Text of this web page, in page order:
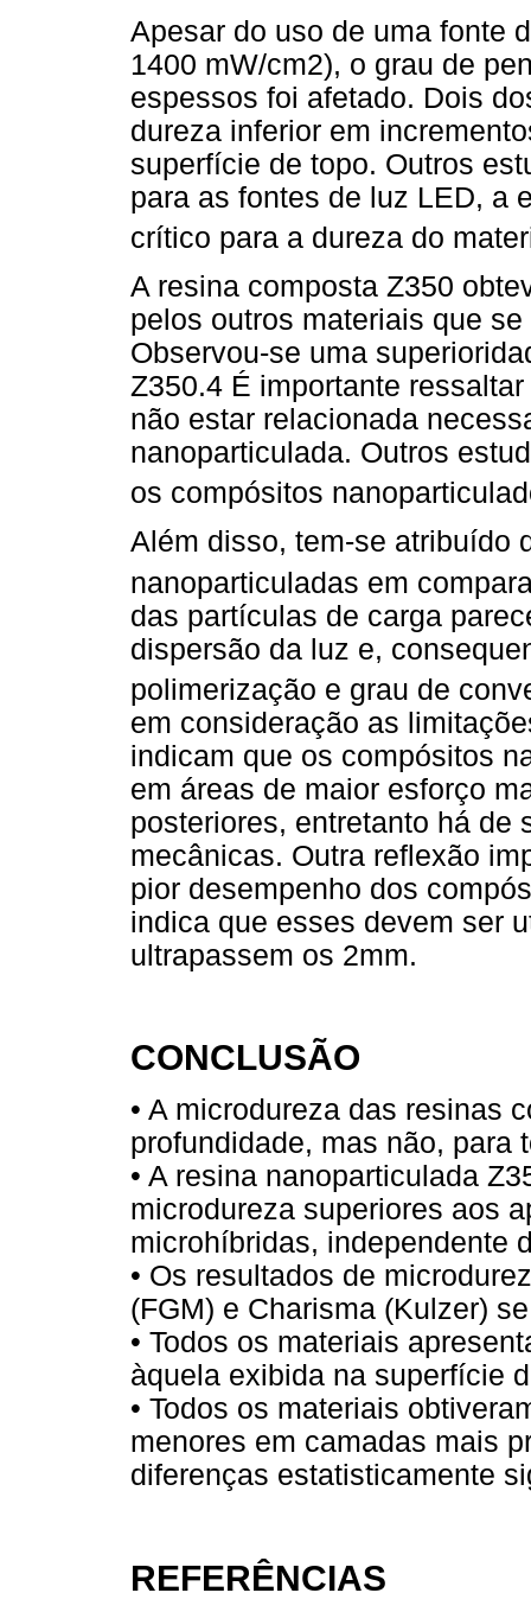
Apesar do uso de uma fonte
1400 mW/cm2), o grau de
espessos foi afetado. Dois
dureza inferior em
superfície de topo. Outros
para as fontes de luz LED, a
crítico para a dureza do
A resina composta Z350
pelos outros materiais que
Observou-se uma
Z350.4 É importante
não estar relacionada
nanoparticulada. Outros
os compósitos
Além disso, tem-se atribuído
nanoparticuladas em
das partículas de carga
dispersão da luz e,
polimerização e grau de
em consideração as
indicam que os compósitos
em áreas de maior esforço
posteriores, entretanto há de
mecânicas. Outra reflexão
pior desempenho dos
indica que esses devem ser
ultrapassem os 2mm.
CONCLUSÃO
• A microdureza das resinas
profundidade, mas não, para
• A resina nanoparticulada
microdureza superiores aos
microhíbridas, independente
• Os resultados de
(FGM) e Charisma (Kulzer)
• Todos os materiais
àquela exibida na superfície
• Todos os materiais
menores em camadas mais
diferenças estatisticamente
REFERÊNCIAS